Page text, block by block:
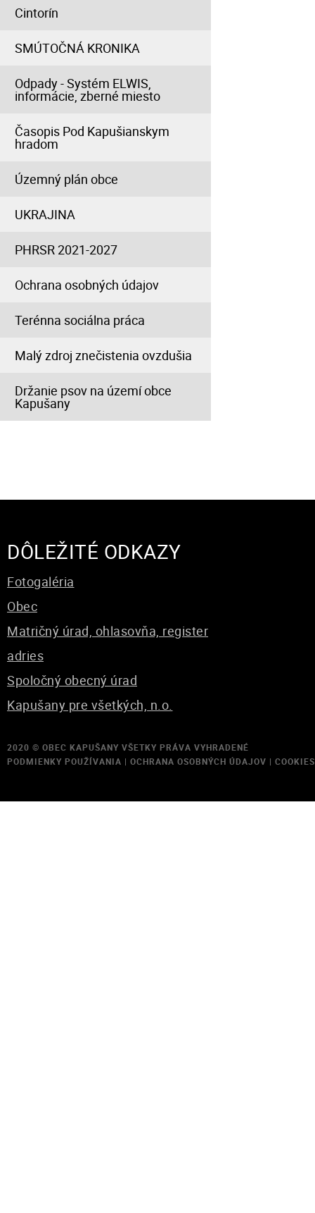
Cintorín
SMÚTOČNÁ KRONIKA
Odpady - Systém ELWIS,
informácie, zberné miesto
Časopis Pod Kapušianskym
hradom
Územný plán obce
UKRAJINA
PHRSR 2021-2027
Ochrana osobných údajov
Terénna sociálna práca
Malý zdroj znečistenia ovzdušia
Držanie psov na území obce
Kapušany
DÔLEŽITÉ ODKAZY
Fotogaléria
Obec
Matričný úrad, ohlasovňa, register
adries
Spoločný obecný úrad
Kapušany pre všetkých, n.o.
2020 © OBEC KAPUŠANY VŠETKY PRÁVA VYHRADENÉ
PODMIENKY POUŽÍVANIA | OCHRANA OSOBNÝCH ÚDAJOV | COOKIES